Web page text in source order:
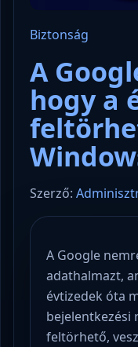
Biztonság
A
hogy a
Szerző:
A Google
adathalmazt,
évtizedek óta
bejelentkezési
feltörhető,